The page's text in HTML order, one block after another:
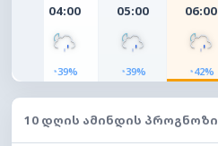
04:00
◔39%
05:00
◔39%
06:00
◔42%
10 ᲓᲦᲘᲡ ᲐᲛᲘᲜᲓᲘᲡ ᲞᲠᲝᲒᲜᲝᲖᲘ